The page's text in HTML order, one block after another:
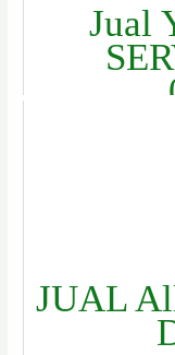
Jual
JUAL